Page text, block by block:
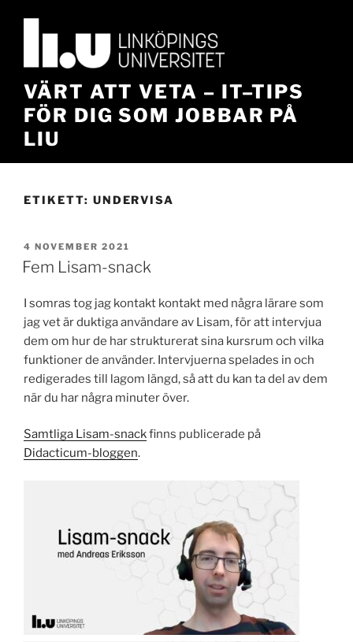
VÄRT ATT VETA – IT–TIPS
FÖR DIG SOM JOBBAR PÅ
LIU
ETIKETT: UNDERVISA
PUBLICERAT
4 NOVEMBER 2021
Fem Lisam-snack
I somras tog jag kontakt kontakt med några lärare som
jag vet är duktiga användare av Lisam, för att intervjua
dem om hur de har strukturerat sina kursrum och vilka
funktioner de använder. Intervjuerna spelades in och
redigerades till lagom längd, så att du kan ta del av dem
när du har några minuter över.
Samtliga Lisam-snackfinns publicerade på
Didacticum-bloggen.